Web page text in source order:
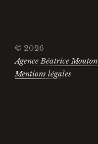
© 2026
Agence Béatrice Mouton
Mentions légales